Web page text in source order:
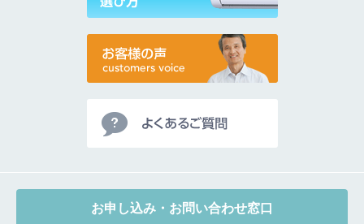
お申し込み・お問い合わせ窓口